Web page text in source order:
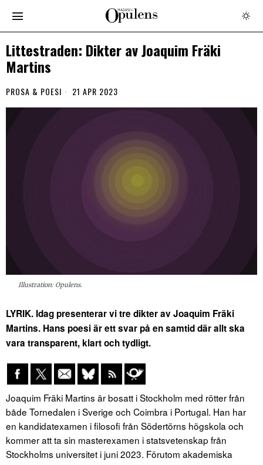
Littestraden: Dikter av Joaquim Fräki
Martins
PROSA & POESI 21 APR 2023
Illustration: Opulens.
LYRIK. Idag presenterar vi tre dikter av Joaquim Fräki
Martins. Hans poesi är ett svar på en samtid där allt ska
vara transparent, klart och tydligt.
Joaquim Fräki Martins är bosatt i Stockholm med rötter från
både Tornedalen i Sverige och Coimbra i Portugal. Han har
en kandidatexamen i filosofi från Södertörns högskola och
kommer att ta sin masterexamen i statsvetenskap från
Stockholms universitet i juni 2023. Förutom akademiska